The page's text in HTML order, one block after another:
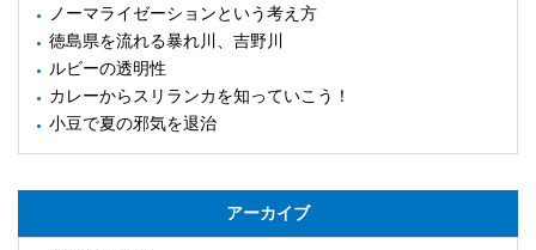
ノーマライゼーションという考え方
徳島県を流れる暴れ川、吉野川
ルビーの透明性
カレーからスリランカを知っていこう！
小豆で夏の邪気を退治
アーカイブ